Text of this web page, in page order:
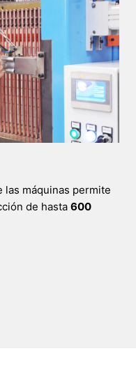
las máquinas permite
de hasta 600